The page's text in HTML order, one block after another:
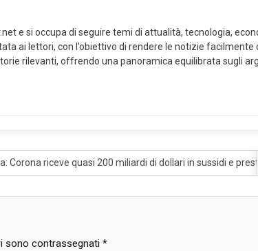
e si occupa di seguire temi di attualità, tecnologia,
ai lettori, con l’obiettivo di rendere le notizie
rilevanti, offrendo una panoramica equilibrata sugli
Corona riceve quasi 200 miliardi di dollari in sussidi e
sono contrassegnati *